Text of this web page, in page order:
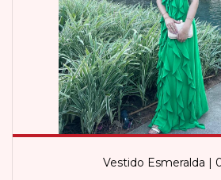
Vestido Esmeralda |